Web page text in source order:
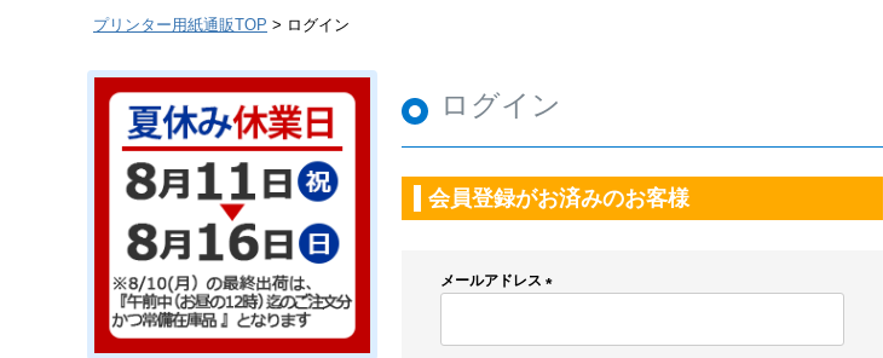
プリンター用紙通販TOP ログイン
ログイン
会員登録がお済みのお客様
メールアドレス